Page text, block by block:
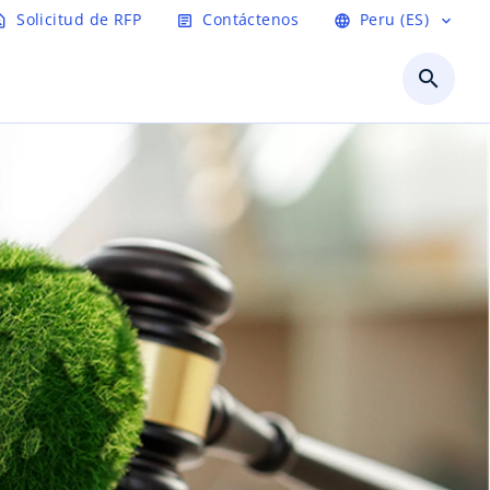
Solicitud de RFP article Contáctenos language Peru (ES) expand_more
search